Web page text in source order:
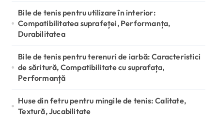
Bile de tenis pentru utilizare în interior:
Compatibilitatea suprafeței, Performanța,
Durabilitatea
Bile de tenis pentru terenuri de iarbă: Caracteristici
de săritură, Compatibilitate cu suprafața,
Performanță
Huse din fetru pentru mingile de tenis: Calitate,
Textură, Jucabilitate